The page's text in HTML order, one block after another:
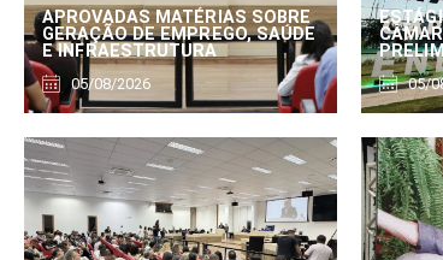
APROVADAS MATÉRIAS SOBRE
GERAÇÃO DE EMPREGO, SAÚDE
E INFRAESTRUTURA
05/08/2026 05/